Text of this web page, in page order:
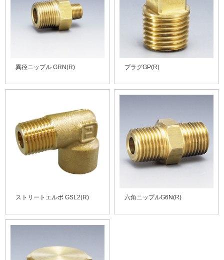
異径ニップル GRN(R) プラグGP(R)
ストリートエルボ GSL2(R) 六角ニップルG6N(R)